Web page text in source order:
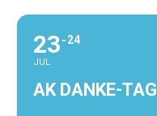
23
JUL
24
AK DANKE-TAG